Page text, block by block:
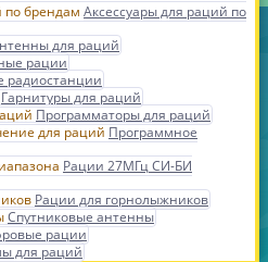
Аксессуары для раций по
для раций
рации
радиостанции
Гарнитуры для раций
Программаторы для раций
Программное
Рации 27МГц СИ-БИ
Рации для горнолыжников
Спутниковые антенны
рации
для раций